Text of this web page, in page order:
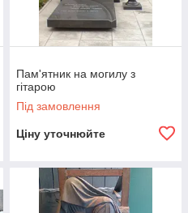
Пам'ятник на могилу з
гітарою
Під замовлення
Ціну уточнюйте